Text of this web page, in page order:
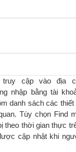
cập vào địa
nhập bằng tài
danh sách các thiết
Tùy chọn Find
theo thời gian thực
cập nhật khi